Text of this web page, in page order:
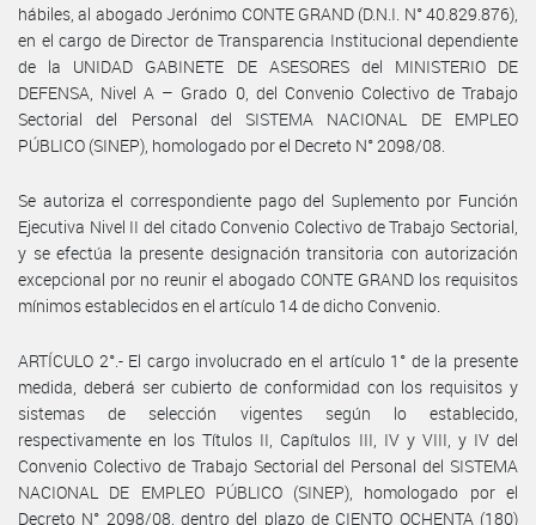
hábiles, al abogado Jerónimo CONTE GRAND (D.N.I. N° 40.829.876),
en el cargo de Director de Transparencia Institucional dependiente
de la UNIDAD GABINETE DE ASESORES del MINISTERIO DE
DEFENSA, Nivel A – Grado 0, del Convenio Colectivo de Trabajo
Sectorial del Personal del SISTEMA NACIONAL DE EMPLEO
PÚBLICO (SINEP), homologado por el Decreto N° 2098/08.
Se autoriza el correspondiente pago del Suplemento por Función
Ejecutiva Nivel II del citado Convenio Colectivo de Trabajo Sectorial,
y se efectúa la presente designación transitoria con autorización
excepcional por no reunir el abogado CONTE GRAND los requisitos
mínimos establecidos en el artículo 14 de dicho Convenio.
ARTÍCULO 2°.- El cargo involucrado en el artículo 1° de la presente
medida, deberá ser cubierto de conformidad con los requisitos y
sistemas de selección vigentes según lo establecido,
respectivamente en los Títulos II, Capítulos III, IV y VIII, y IV del
Convenio Colectivo de Trabajo Sectorial del Personal del SISTEMA
NACIONAL DE EMPLEO PÚBLICO (SINEP), homologado por el
Decreto N° 2098/08, dentro del plazo de CIENTO OCHENTA (180)